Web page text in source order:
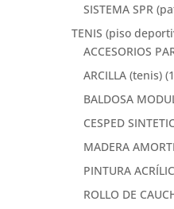
SISTEMA SPR
TENIS (piso
ACCESORIOS
ARCILLA (tenis)
BALDOSA
CESPED
MADERA
PINTURA
ROLLO DE